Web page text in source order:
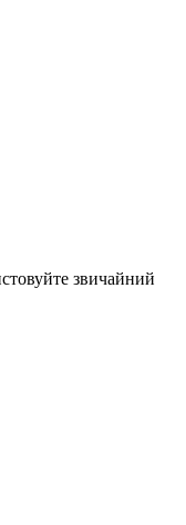
звичайний